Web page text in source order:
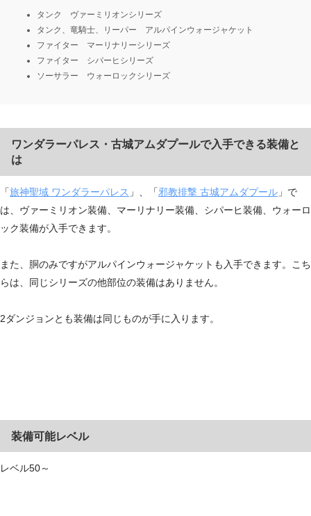
タンク ヴァーミリオンシリーズ
タンク、竜騎士、リーパー アルパインウォージャケット
ファイター マーリナリーシリーズ
ファイター シパーヒシリーズ
ソーサラー ウォーロックシリーズ
ワンダラーパレス・古城アムダプールで入手できる装備と
は
「旅神聖域 ワンダラーパレス 」、「 邪教排撃 古城アムダプール 」で
は、ヴァーミリオン装備、マーリナリー装備、シパーヒ装備、ウォーロ
ック装備が入手できます。
また、胴のみですがアルパインウォージャケットも入手できます。こち
らは、同じシリーズの他部位の装備はありません。
2ダンジョンとも装備は同じものが手に入ります。
装備可能レベル
レベル50～